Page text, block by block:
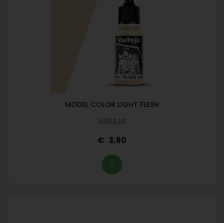
MODEL COLOR LIGHT FLESH
VALLEJO
3,50